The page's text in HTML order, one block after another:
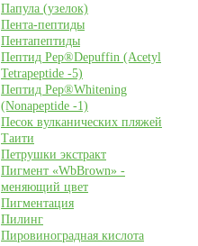
Папула (узелок)
Пента-пептиды
Пентапептиды
Пептид Pep®Depuffin (Acetyl
Tetrapeptide -5)
Пептид Pep®Whitening
(Nonapeptide -1)
Песок вулканических пляжей
Таити
Петрушки экстракт
Пигмент «WbBrown» -
меняющий цвет
Пигментация
Пилинг
Пировиноградная кислота